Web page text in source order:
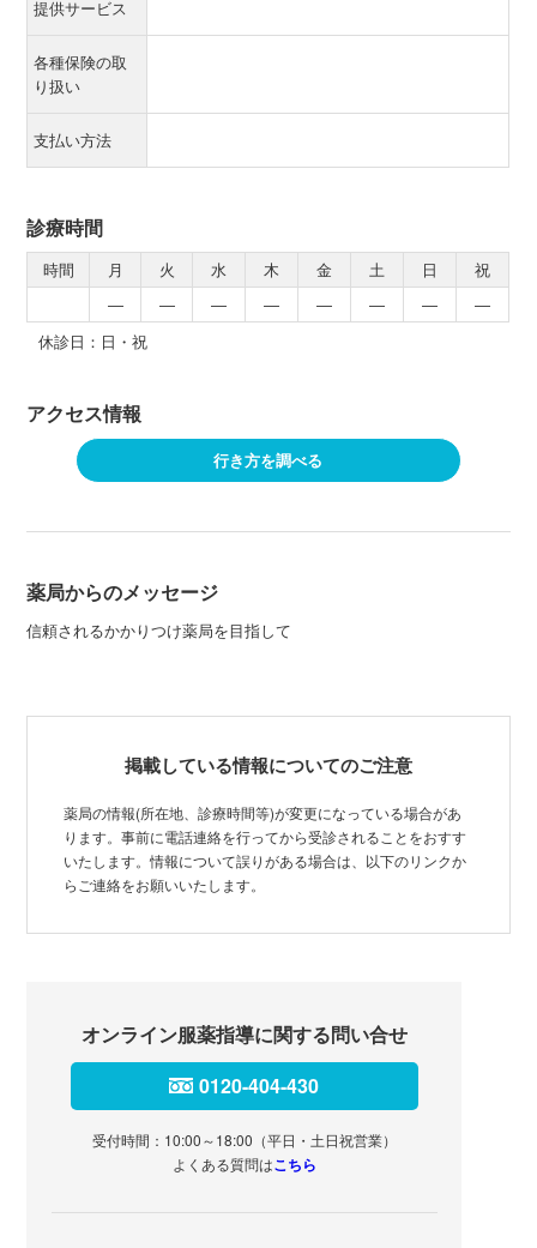
提供サービス
各種保険の取
り扱い
支払い方法
診療時間
時間 月 火 水 木 金 土 日
祝
―
― ― ― ― ― ―
―
休診日：日・祝
アクセス情報
行き方を調べる
薬局からのメッセージ
信頼されるかかりつけ薬局を目指して
掲載している情報についてのご注意
薬局の情報(所在地、診療時間等)が変更になっている場合があ
ります。事前に電話連絡を行ってから受診されることをおすす
いたします。情報について誤りがある場合は、以下のリンクか
らご連絡をお願いいたします。
オンライン服薬指導に関する問い合せ
0120-404-430
受付時間：10:00～18:00（平日・土日祝営業）
よくある質問はこちら